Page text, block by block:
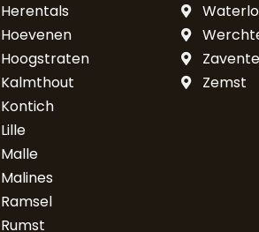
Herentals
Hoevenen
Hoogstraten
Kalmthout
Kontich
Lille
Malle
Malines
Ramsel
Rumst
Zemst